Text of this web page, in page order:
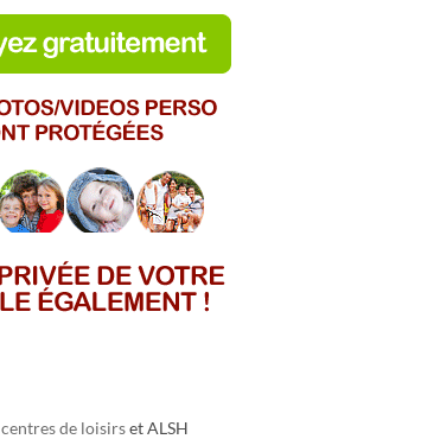
centres de loisirset ALSH